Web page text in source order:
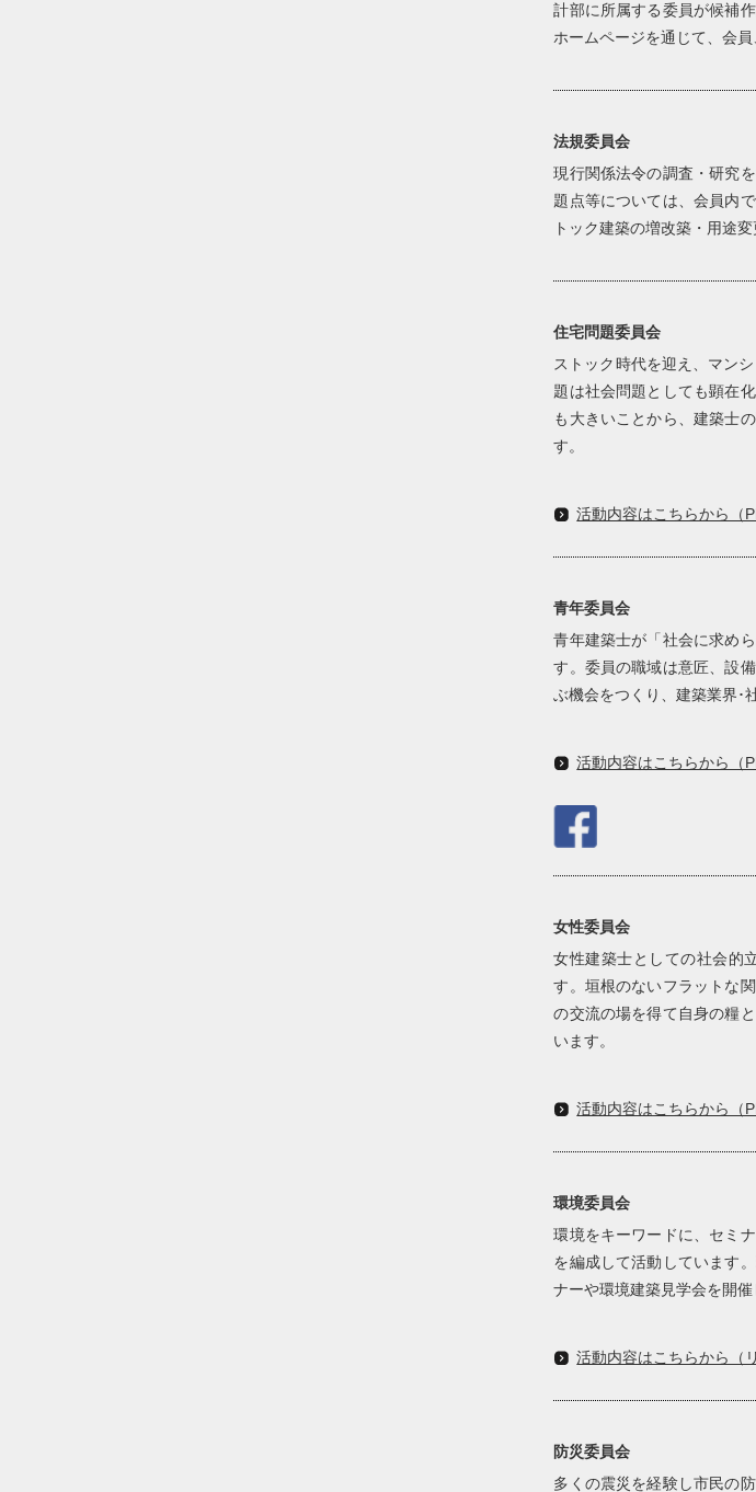
計部に所属する委員が候補
ホームページを通じて、会
法規委員会
現行関係法令の調査・研究
題点等については、会員内
トック建築の増改築・用途
住宅問題委員会
ストック時代を迎え、マン
題は社会問題としても顕在
も大きいことから、建築士
す。
活動内容はこちらから（
青年委員会
青年建築士が「社会に求め
す。委員の職域は意匠、設
ぶ機会をつくり、建築業界･
活動内容はこちらから（
女性委員会
女性建築士としての社会的
す。垣根のないフラットな
の交流の場を得て自身の糧
います。
活動内容はこちらから（
環境委員会
環境をキーワードに、セミ
を編成して活動しています
ナーや環境建築見学会を開
活動内容はこちらから（
防災委員会
多くの震災を経験し市民の